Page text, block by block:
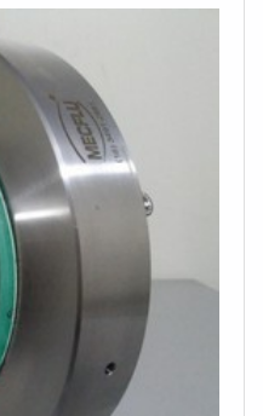
o assento do disco na